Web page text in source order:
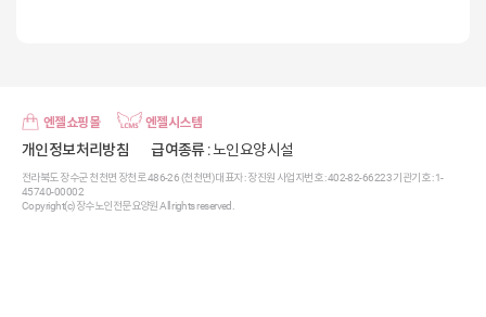
엔젤쇼핑몰 엔젤시스템
개인정보처리방침 급여종류: 노인요양시설
전라북도 장수군 천천면 장천로 486-26 (천천면) 대표자 : 장진원 사업자번호 : 402-82-66223 기관기호 : 1-
45740-00002
Copyright(c) 장수노인전문요양원 All rights reserved.